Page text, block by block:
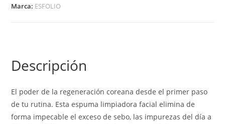
Marca: ESFOLIO
Descripción
El poder de la regeneración coreana desde el primer paso
de tu rutina. Esta espuma limpiadora facial elimina de
forma impecable el exceso de sebo, las impurezas del día a